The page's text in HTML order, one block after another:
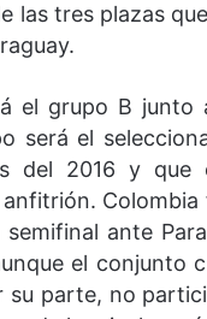
las tres plazas
el grupo B junto
será el
del 2016 y
ante
el conjunto
su parte, no